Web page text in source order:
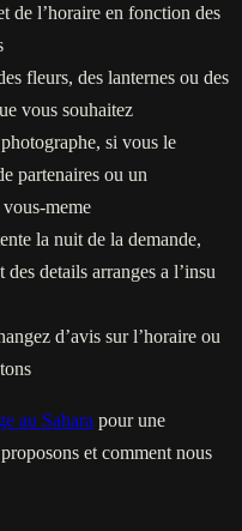
de l’horaire en fonction des
fleurs, des lanternes ou des
vous souhaitez
si vous le
partenaires ou un
meme
la nuit de la demande,
details arranges a l’insu
d’avis sur l’horaire ou
au Sahara pour une
et comment nous